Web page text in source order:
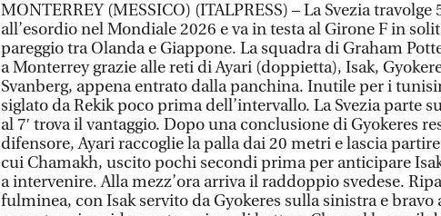
MONTERREY (MESSICO) (ITALPRESS) – La Svezia travolge
all’esordio nel Mondiale 2026 e va in testa al Girone F in
pareggio tra Olanda e Giappone. La squadra di Graham
a Monterrey grazie alle reti di Ayari (doppietta), Isak,
Svanberg, appena entrato dalla panchina. Inutile per i
siglato da Rekik poco prima dell’intervallo. La Svezia parte
al 7′ trova il vantaggio. Dopo una conclusione di Gyokeres
difensore, Ayari raccoglie la palla dai 20 metri e lascia
cui Chamakh, uscito pochi secondi prima per anticipare
a intervenire. Alla mezz’ora arriva il raddoppio svedese.
fulminea, con Isak servito da Gyokeres sulla sinistra e bravo